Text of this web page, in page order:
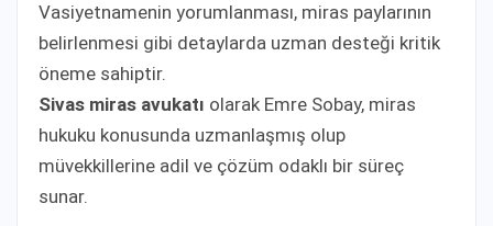
Vasiyetnamenin yorumlanması, miras paylarının
belirlenmesi gibi detaylarda uzman desteği kritik
öneme sahiptir.
Sivas miras avukatı olarak Emre Sobay, miras
hukuku konusunda uzmanlaşmış olup
müvekkillerine adil ve çözüm odaklı bir süreç
sunar.